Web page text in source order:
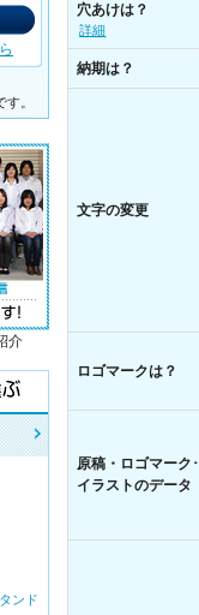
穴あけは？
詳細
納期は？
文字の変更
ロゴマークは？
原稿・ロゴマーク･
イラストのデータ
。
介
ンド